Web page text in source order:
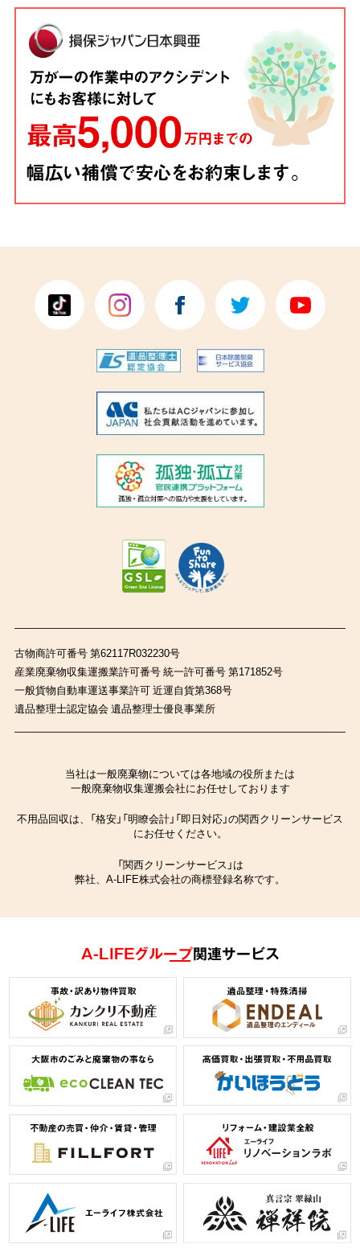
古物商許可番号 第62117R032230号
産業廃棄物収集運搬業許可番号 統一許可番号 第171852号
一般貨物自動車運送事業許可 近運自貨第368号
遺品整理士認定協会 遺品整理士優良事業所
当社は一般廃棄物については各地域の役所または
一般廃棄物収集運搬会社にお任せしております
不用品回収は、「格安」「明瞭会計」「即日対応」の関西クリーンサービス
にお任せください。
「関西クリーンサービス」は
弊社、A-LIFE株式会社の商標登録名称です。
A-LIFEグループ関連サービス